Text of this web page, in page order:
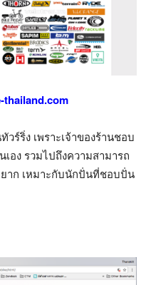
ร์ริ่ง เพราะเจ้าของร้านชอบ
อง รวมไปถึงความสามารถ
าก เหมาะกับนักปั่นที่ชอบปั่น